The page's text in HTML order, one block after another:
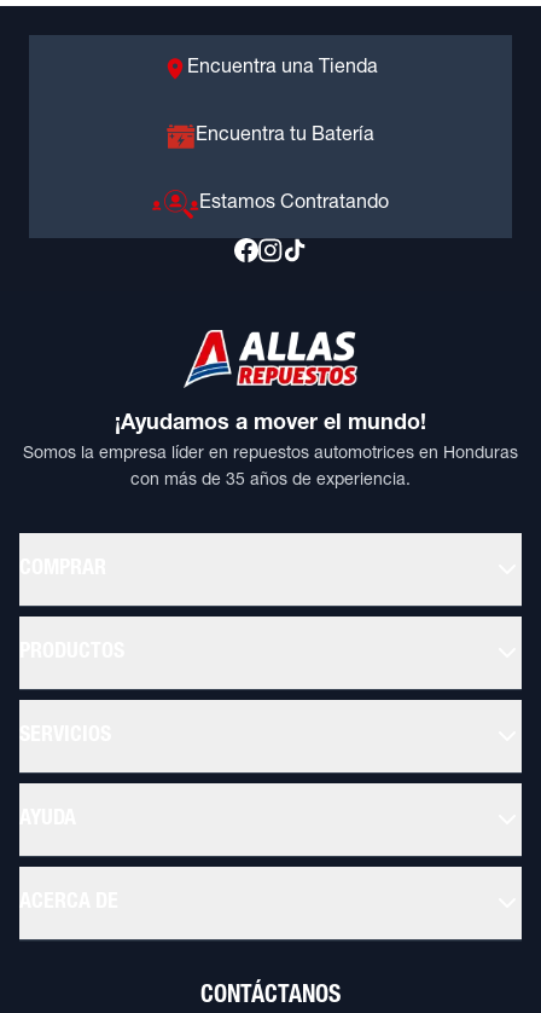
Encuentra una Tienda
Encuentra tu Batería
Estamos Contratando
¡Ayudamos a mover el mundo!
Somos la empresa líder en repuestos automotrices en Honduras
con más de 35 años de experiencia.
CONTÁCTANOS